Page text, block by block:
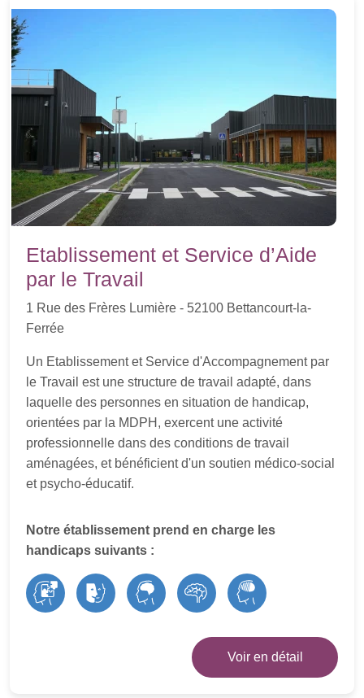
Etablissement et Service d’Aide
par le Travail
1 Rue des Frères Lumière - 52100 Bettancourt-la-
Ferrée
Un Etablissement et Service d'Accompagnement par
le Travail est une structure de travail adapté, dans
laquelle des personnes en situation de handicap,
orientées par la MDPH, exercent une activité
professionnelle dans des conditions de travail
aménagées, et bénéficient d'un soutien médico-social
et psycho-éducatif.
Notre établissement prend en charge les
handicaps suivants :
Voir en détail